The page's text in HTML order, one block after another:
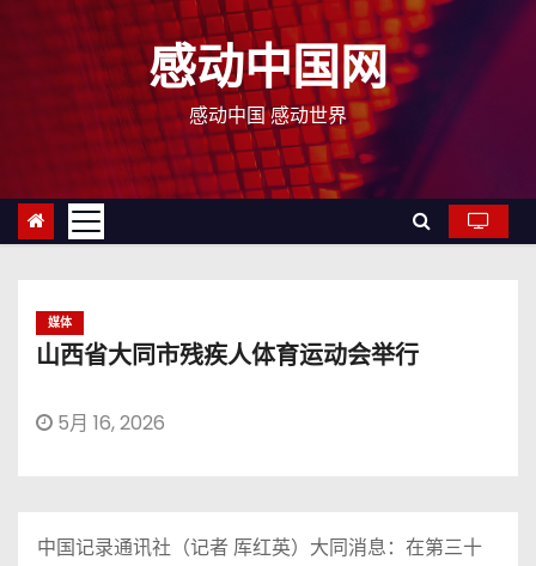
感动中国网
感动中国 感动世界
媒体
山西省大同市残疾人体育运动会举行
5月 16, 2026
中国记录通讯社（记者 厍红英）大同消息：在第三十